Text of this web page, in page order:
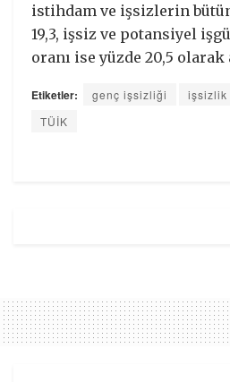
istihdam ve işsizlerin
19,3, işsiz ve potansiyel
oranı ise yüzde 20,5 olarak
Etiketler: genç işsizliği işsizlik
TÜİK